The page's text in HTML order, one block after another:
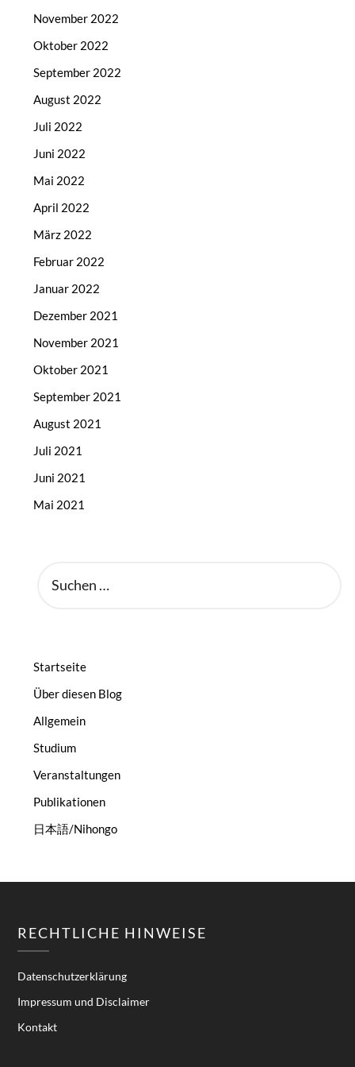
November 2022
Oktober 2022
September 2022
August 2022
Juli 2022
Juni 2022
Mai 2022
April 2022
März 2022
Februar 2022
Januar 2022
Dezember 2021
November 2021
Oktober 2021
September 2021
August 2021
Juli 2021
Juni 2021
Mai 2021
NACH:
Startseite
Über diesen Blog
Allgemein
Studium
Veranstaltungen
Publikationen
日本語/Nihongo
RECHTLICHE HINWEISE
Datenschutzerklärung
Impressum und Disclaimer
Kontakt